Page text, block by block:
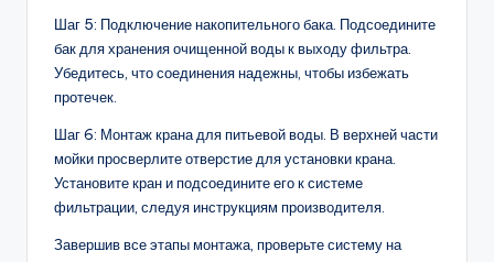
Шаг 5: Подключение накопительного бака. Подсоедините
бак для хранения очищенной воды к выходу фильтра.
Убедитесь, что соединения надежны, чтобы избежать
протечек.
Шаг 6: Монтаж крана для питьевой воды. В верхней части
мойки просверлите отверстие для установки крана.
Установите кран и подсоедините его к системе
фильтрации, следуя инструкциям производителя.
Завершив все этапы монтажа, проверьте систему на